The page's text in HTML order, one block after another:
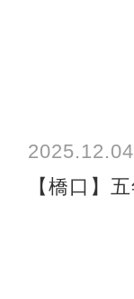
2025.12.04
【橋口】